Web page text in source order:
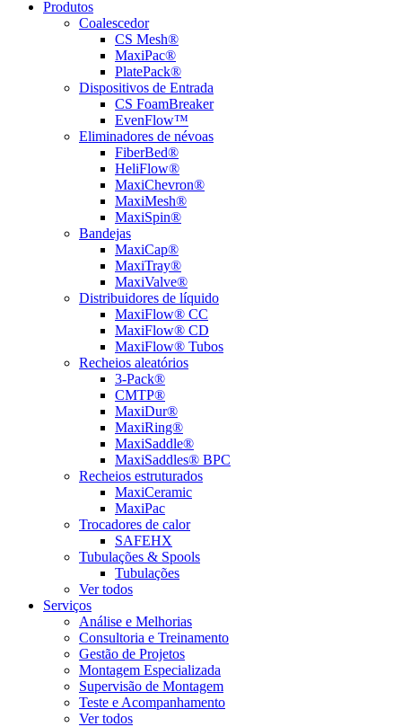
Produtos
Coalescedor
CS Mesh®
MaxiPac®
PlatePack®
Dispositivos de Entrada
CS FoamBreaker
EvenFlow™
Eliminadores de névoas
FiberBed®
HeliFlow®
MaxiChevron®
MaxiMesh®
MaxiSpin®
Bandejas
MaxiCap®
MaxiTray®
MaxiValve®
Distribuidores de líquido
MaxiFlow® CC
MaxiFlow® CD
MaxiFlow® Tubos
Recheios aleatórios
3-Pack®
CMTP®
MaxiDur®
MaxiRing®
MaxiSaddle®
MaxiSaddles® BPC
Recheios estruturados
MaxiCeramic
MaxiPac
Trocadores de calor
SAFEHX
Tubulações & Spools
Tubulações
Ver todos
Serviços
Análise e Melhorias
Consultoria e Treinamento
Gestão de Projetos
Montagem Especializada
Supervisão de Montagem
Teste e Acompanhamento
Ver todos